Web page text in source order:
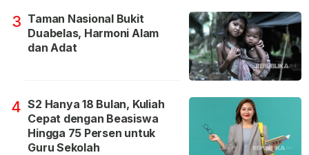
3 Taman Nasional Bukit
Duabelas, Harmoni Alam
dan Adat
4 S2 Hanya 18 Bulan, Kuliah
Cepat dengan Beasiswa
Hingga 75 Persen untuk
Guru Sekolah